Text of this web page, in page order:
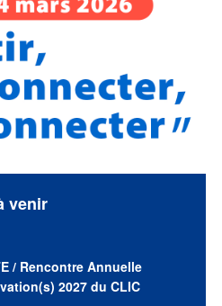
venir
/ Rencontre Annuelle
2027 du CLIC